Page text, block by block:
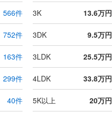
566件 3K 13.6万円
752件 3DK 9.5万円
163件 3LDK 25.5万円
299件 4LDK 33.8万円
40件 5K以上 20万円